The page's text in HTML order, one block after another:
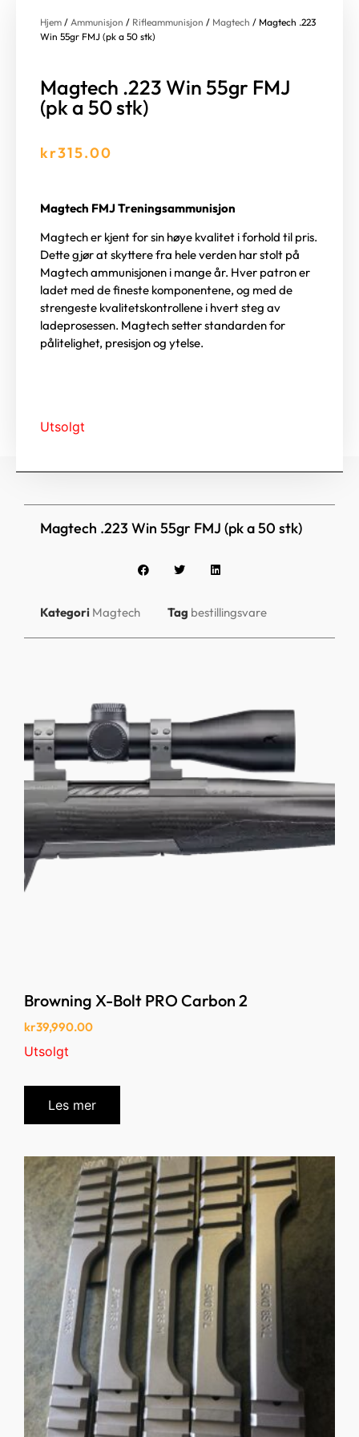
Hjem / Ammunisjon / Rifleammunisjon / Magtech / Magtech .223
Win 55gr FMJ (pk a 50 stk)
Magtech .223 Win 55gr FMJ
(pk a 50 stk)
kr315.00
Magtech FMJ Treningsammunisjon
Magtech er kjent for sin høye kvalitet i forhold til pris.
Dette gjør at skyttere fra hele verden har stolt på
Magtech ammunisjonen i mange år. Hver patron er
ladet med de fineste komponentene, og med de
strengeste kvalitetskontrollene i hvert steg av
ladeprosessen. Magtech setter standarden for
pålitelighet, presisjon og ytelse.
Utsolgt
Magtech .223 Win 55gr FMJ (pk a 50 stk)
Kategori Magtech Tag bestillingsvare
Browning X-Bolt PRO Carbon 2
kr39,990.00
Utsolgt
Les mer